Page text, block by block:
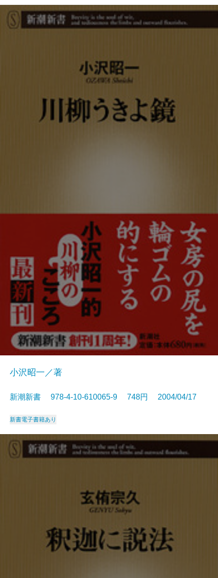
小沢昭一／著
新潮新書 978-4-10-610065-9 748円 2004/04/17
新書電子書籍あり